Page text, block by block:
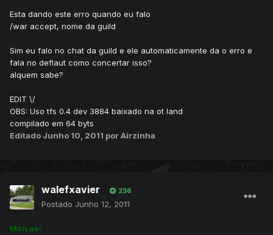
Esta dando este erro quando eu falo
/war accept, nome da guild
Sim eu falo no chat da guild e ele automaticamente da o erro e
fala no deflaut como concertar isso?
alquem sabe?
EDIT \/
OBS: Uso tfs 0.4 dev 3884 baixado na ot land
compilado em 64 byts
Editado Junho 10, 2011 por Airzinha
walefxavier 236
Postado Junho 12, 2011
Msn ae: